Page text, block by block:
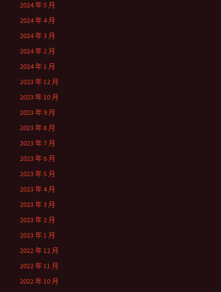
2024 年 5 月
2024 年 4 月
2024 年 3 月
2024 年 2 月
2024 年 1 月
2023 年 12 月
2023 年 10 月
2023 年 9 月
2023 年 8 月
2023 年 7 月
2023 年 6 月
2023 年 5 月
2023 年 4 月
2023 年 3 月
2023 年 2 月
2023 年 1 月
2022 年 12 月
2022 年 11 月
2022 年 10 月